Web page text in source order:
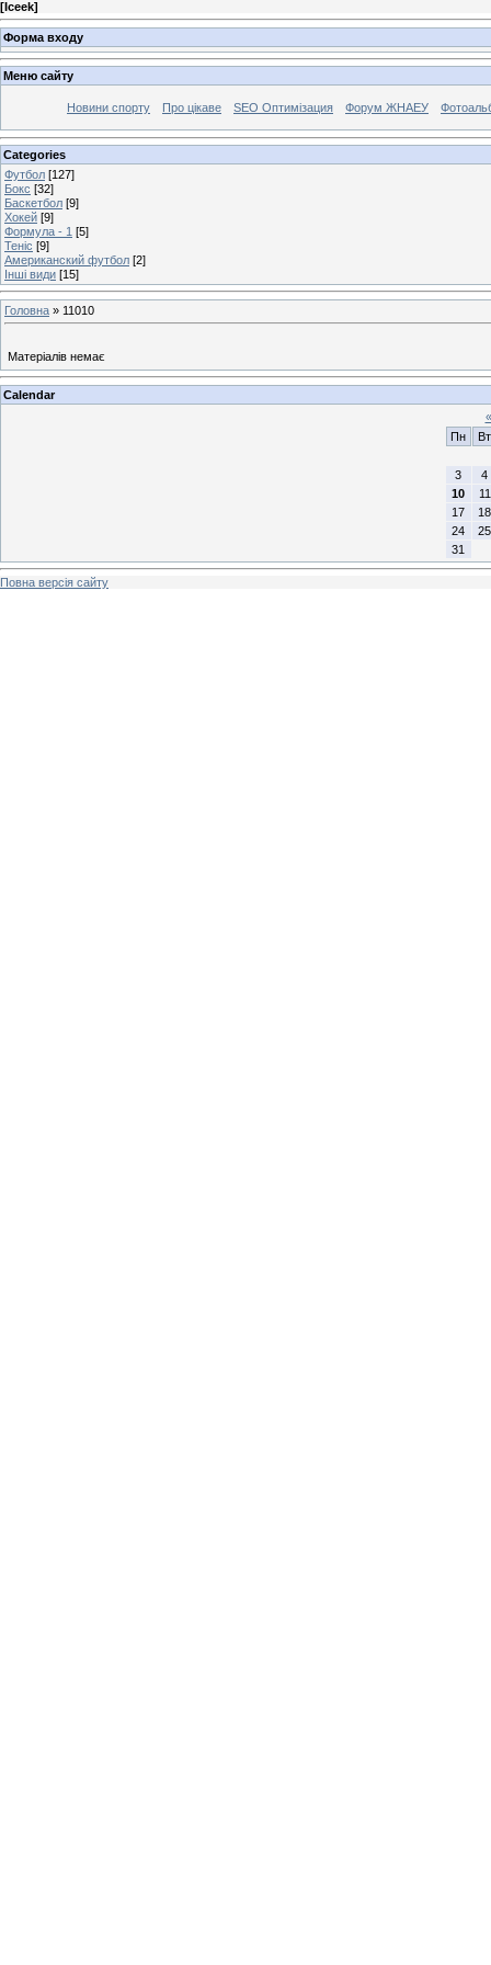
[Iceek]
Форма входу
Меню сайту
Новини спорту Про цікаве SEO Оптимізация Форум ЖНАЕУ
Categories
Футбол [127]
Бокс [32]
Баскетбол [9]
Хокей [9]
Формула - 1 [5]
Теніс [9]
Американский футбол [2]
Інші види [15]
Головна » 11010
Матеріалів немає
Calendar
«
Пн
Вт
3
4
10
11
17
18
24
25
31
Повна версія сайту